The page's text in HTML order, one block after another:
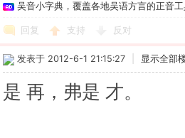
吴音小字典，覆盖各地吴语方言的正音
回复 支持 反对
发表于 2012-6-1 21:15:27 显示全部
是 再，弗是 才。